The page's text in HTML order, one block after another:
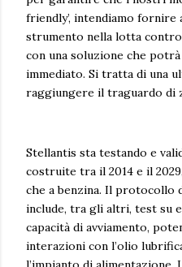
friendly’, intendiamo
strumento nella lotta
con una soluzione che
immediato. Si tratta di una
raggiungere il traguardo di
Stellantis sta testando e
costruite tra il 2014 e il
che a benzina. Il protocollo
include, tra gli altri, test su
capacità di avviamento,
interazioni con l’olio